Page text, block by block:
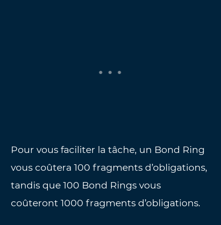
Pour vous faciliter la tâche, un Bond Ring
vous coûtera 100 fragments d’obligations,
tandis que 100 Bond Rings vous
coûteront 1000 fragments d’obligations.